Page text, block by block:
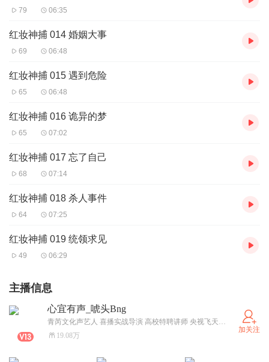
79 06:35
红妆神捕 014 婚姻大事
69 06:48
红妆神捕 015 遇到危险
65 06:48
红妆神捕 016 诡异的梦
65 07:02
红妆神捕 017 忘了自己
68 07:14
红妆神捕 018 杀人事件
64 07:25
红妆神捕 019 统领求见
49 06:29
主播信息
心宜有声_唬头Bng
青芮文化声艺人 喜播实战导演 高校特聘讲师 央视飞天奖金鹰奖神剧《闯关东》即将上架；阅文白金作家鱼人二代《总裁校花赖上我》、经典重生《八零大院娇娇媳》新鲜出炉
19.08万
加关注